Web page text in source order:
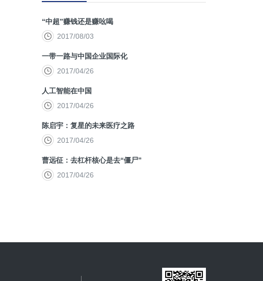
“中超”赚钱还是赚吆喝
2017/08/03
一带一路与中国企业国际化
2017/04/26
人工智能在中国
2017/04/26
陈启宇：复星的未来医疗之路
2017/04/26
曹远征：去杠杆核心是去“僵尸”
2017/04/26